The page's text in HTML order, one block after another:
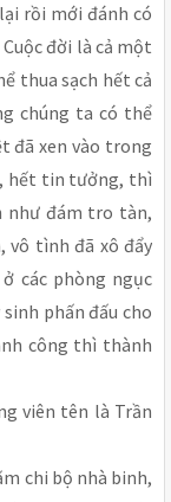
rồi mới đánh có
đời là cả một
thua sạch hết cả
chúng ta có thể
đã xen vào trong
hết tin tưởng, thì
như đám tro tàn,
vô tình đã xô đẩy
các phòng ngục
phấn đấu cho
công thì thành
viên tên là Trần
chi bộ nhà binh,